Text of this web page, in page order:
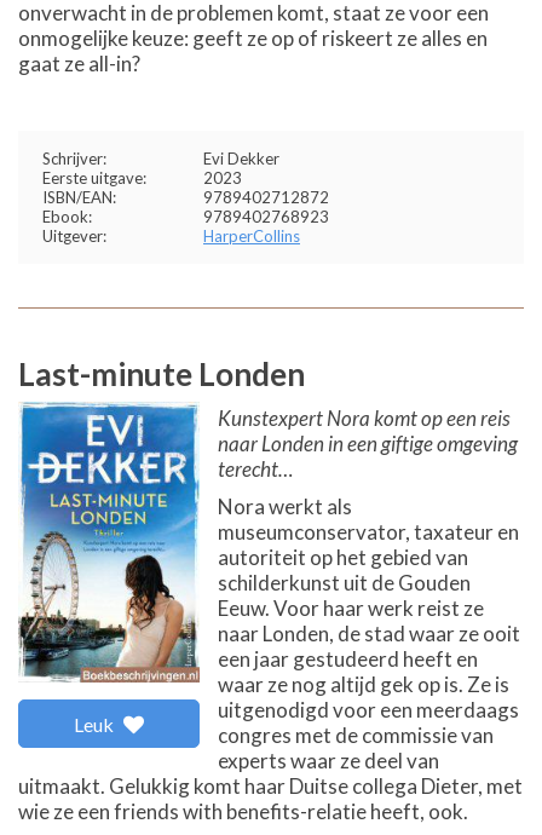
onverwacht in de problemen komt, staat ze voor een
onmogelijke keuze: geeft ze op of riskeert ze alles en
gaat ze all-in?
Schrijver:
Evi Dekker
Eerste uitgave:
2023
ISBN/EAN:
9789402712872
Ebook:
9789402768923
Uitgever:
HarperCollins
Last-minute Londen
Leuk
Kunstexpert Nora komt op een reis
naar Londen in een giftige omgeving
terecht…
Nora werkt als
museumconservator, taxateur en
autoriteit op het gebied van
schilderkunst uit de Gouden
Eeuw. Voor haar werk reist ze
naar Londen, de stad waar ze ooit
een jaar gestudeerd heeft en
waar ze nog altijd gek op is. Ze is
uitgenodigd voor een meerdaags
congres met de commissie van
experts waar ze deel van
uitmaakt. Gelukkig komt haar Duitse collega Dieter, met
wie ze een friends with benefits-relatie heeft, ook.